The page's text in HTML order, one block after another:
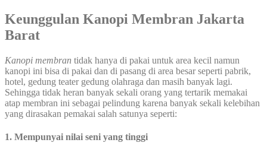
Keunggulan Kanopi Membran Jakarta
Barat
Kanopi membran tidak hanya di pakai untuk area kecil namun
kanopi ini bisa di pakai dan di pasang di area besar seperti pabrik,
hotel, gedung teater gedung olahraga dan masih banyak lagi.
Sehingga tidak heran banyak sekali orang yang tertarik memakai
atap membran ini sebagai pelindung karena banyak sekali kelebihan
yang dirasakan pemakai salah satunya seperti:
1. Mempunyai nilai seni yang tinggi